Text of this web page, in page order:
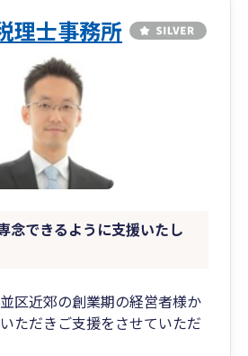
理士事務所
念できるように支援いたし
区近郊の創業期の経営者様か
ただきご支援をさせていただ